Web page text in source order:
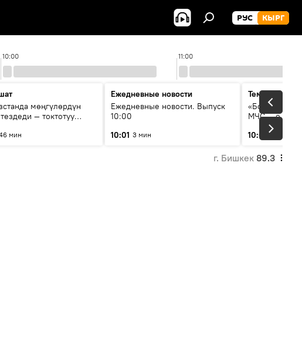
РУС КЫРГ
10:00 11:00
мөңгүлөрдүн
— токтотуу
мин
Ежедневные новости
Ежедневные новости. Выпуск
10:00
10:01 3 мин
Тема дня
«Более 1200
МЧС — о
системе
населения
10:04
г. Бишкек 89.3